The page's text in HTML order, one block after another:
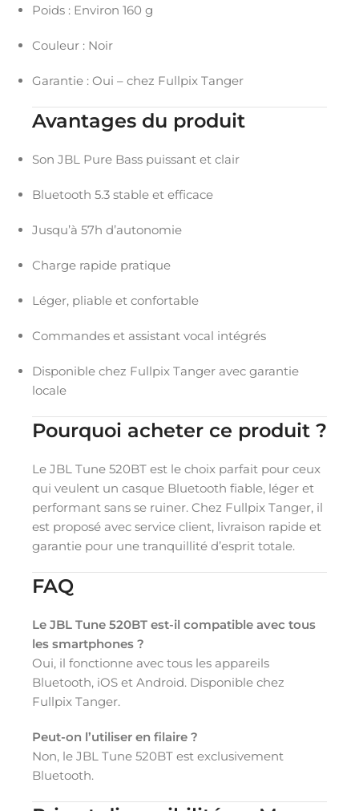
Poids : Environ 160 g
Couleur : Noir
Garantie : Oui – chez Fullpix Tanger
Avantages du produit
Son JBL Pure Bass puissant et clair
Bluetooth 5.3 stable et efficace
Jusqu’à 57h d’autonomie
Charge rapide pratique
Léger, pliable et confortable
Commandes et assistant vocal intégrés
Disponible chez Fullpix Tanger avec garantie
locale
Pourquoi acheter ce produit ?
Le JBL Tune 520BT est le choix parfait pour ceux
qui veulent un casque Bluetooth fiable, léger et
performant sans se ruiner. Chez Fullpix Tanger, il
est proposé avec service client, livraison rapide et
garantie pour une tranquillité d’esprit totale.
FAQ
Le JBL Tune 520BT est-il compatible avec tous
les smartphones ?
Oui, il fonctionne avec tous les appareils
Bluetooth, iOS et Android. Disponible chez
Fullpix Tanger.
Peut-on l’utiliser en filaire ?
Non, le JBL Tune 520BT est exclusivement
Bluetooth.